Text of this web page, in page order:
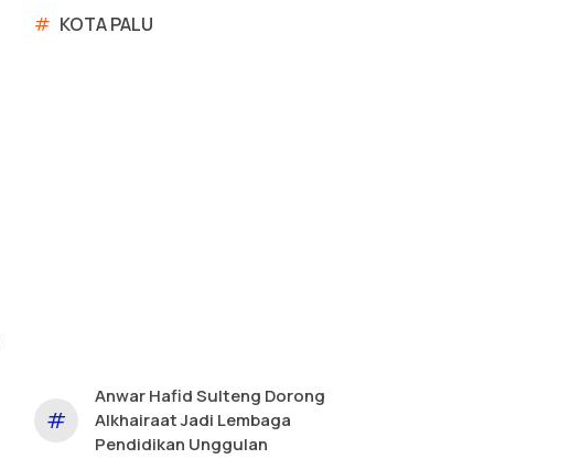
# KOTA PALU
#
Anwar Hafid Sulteng Dorong
Alkhairaat Jadi Lembaga
Pendidikan Unggulan